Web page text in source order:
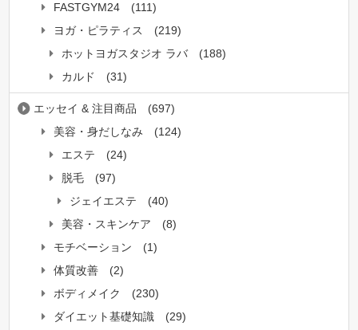
FASTGYM24
(111)
ヨガ・ピラティス
(219)
ホットヨガスタジオ ラバ
(188)
カルド
(31)
エッセイ & 注目商品
(697)
美容・身だしなみ
(124)
エステ
(24)
脱毛
(97)
ジェイエステ
(40)
美容・スキンケア
(8)
モチベーション
(1)
体質改善
(2)
ボディメイク
(230)
ダイエット基礎知識
(29)